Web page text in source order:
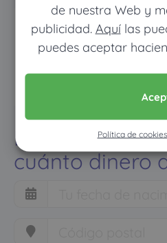
de nuestra Web y
publicidad. Aquílas
puedes aceptar
Política de cookies
Pon tus datos y
cuánto dinero